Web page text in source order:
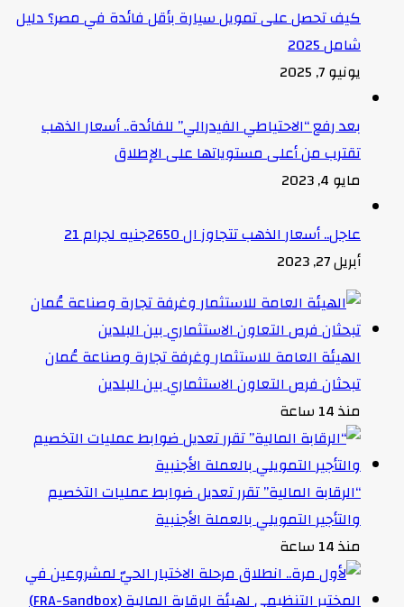
كيف تحصل على تمويل سيارة بأقل فائدة في مصر؟ دليل
شامل 2025
يونيو 7, 2025
بعد رفع “الاحتياطي الفيدرالي” للفائدة.. أسعار الذهب
تقترب من أعلى مستوياتها على الإطلاق
مايو 4, 2023
عاجل.. أسعار الذهب تتجاوز ال 2650جنيه لجرام 21
أبريل 27, 2023
الهيئة العامة للاستثمار وغرفة تجارة وصناعة عُمان
تبحثان فرص التعاون الاستثماري بين البلدين
منذ 14 ساعة
“الرقابة المالية” تقرر تعديل ضوابط عمليات التخصيم
والتأجير التمويلي بالعملة الأجنبية
منذ 14 ساعة